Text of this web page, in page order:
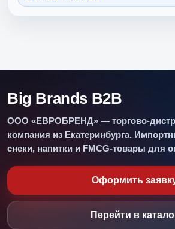
Big Brands B2B
ООО «ЕВРОБРЕНД» — торгово-
компания из Екатеринбурга.
снеки, напитки и FMCG-товары для
Оформить
Перейти в